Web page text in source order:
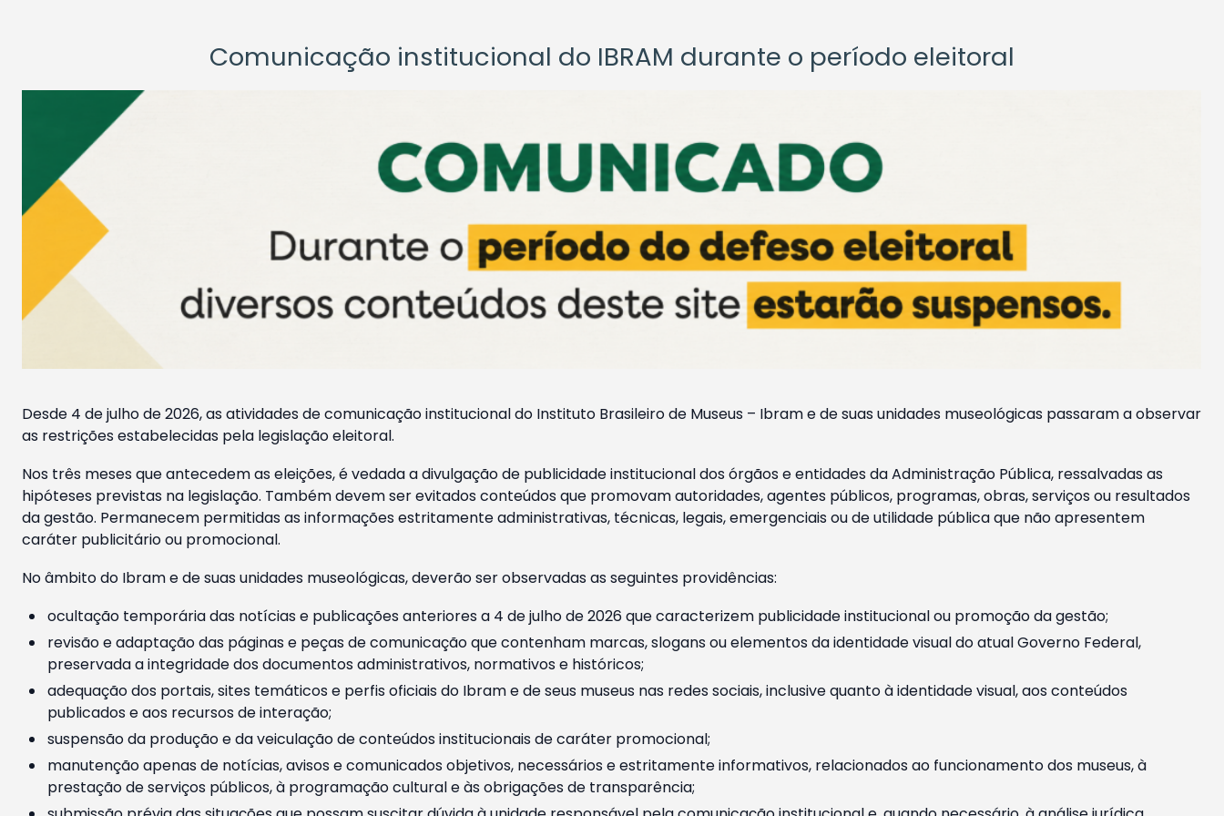
Comunicação institucional do IBRAM durante o período eleitoral
Desde 4 de julho de 2026, as atividades de comunicação institucional do Instituto Brasileiro de Museus – Ibram e de suas unidades museológicas passaram a observar
as restrições estabelecidas pela legislação eleitoral.
Nos três meses que antecedem as eleições, é vedada a divulgação de publicidade institucional dos órgãos e entidades da Administração Pública, ressalvadas as
hipóteses previstas na legislação. Também devem ser evitados conteúdos que promovam autoridades, agentes públicos, programas, obras, serviços ou resultados
da gestão. Permanecem permitidas as informações estritamente administrativas, técnicas, legais, emergenciais ou de utilidade pública que não apresentem
caráter publicitário ou promocional.
No âmbito do Ibram e de suas unidades museológicas, deverão ser observadas as seguintes providências:
ocultação temporária das notícias e publicações anteriores a 4 de julho de 2026 que caracterizem publicidade institucional ou promoção da gestão;
revisão e adaptação das páginas e peças de comunicação que contenham marcas, slogans ou elementos da identidade visual do atual Governo Federal,
preservada a integridade dos documentos administrativos, normativos e históricos;
adequação dos portais, sites temáticos e perfis oficiais do Ibram e de seus museus nas redes sociais, inclusive quanto à identidade visual, aos conteúdos
publicados e aos recursos de interação;
suspensão da produção e da veiculação de conteúdos institucionais de caráter promocional;
manutenção apenas de notícias, avisos e comunicados objetivos, necessários e estritamente informativos, relacionados ao funcionamento dos museus, à
prestação de serviços públicos, à programação cultural e às obrigações de transparência;